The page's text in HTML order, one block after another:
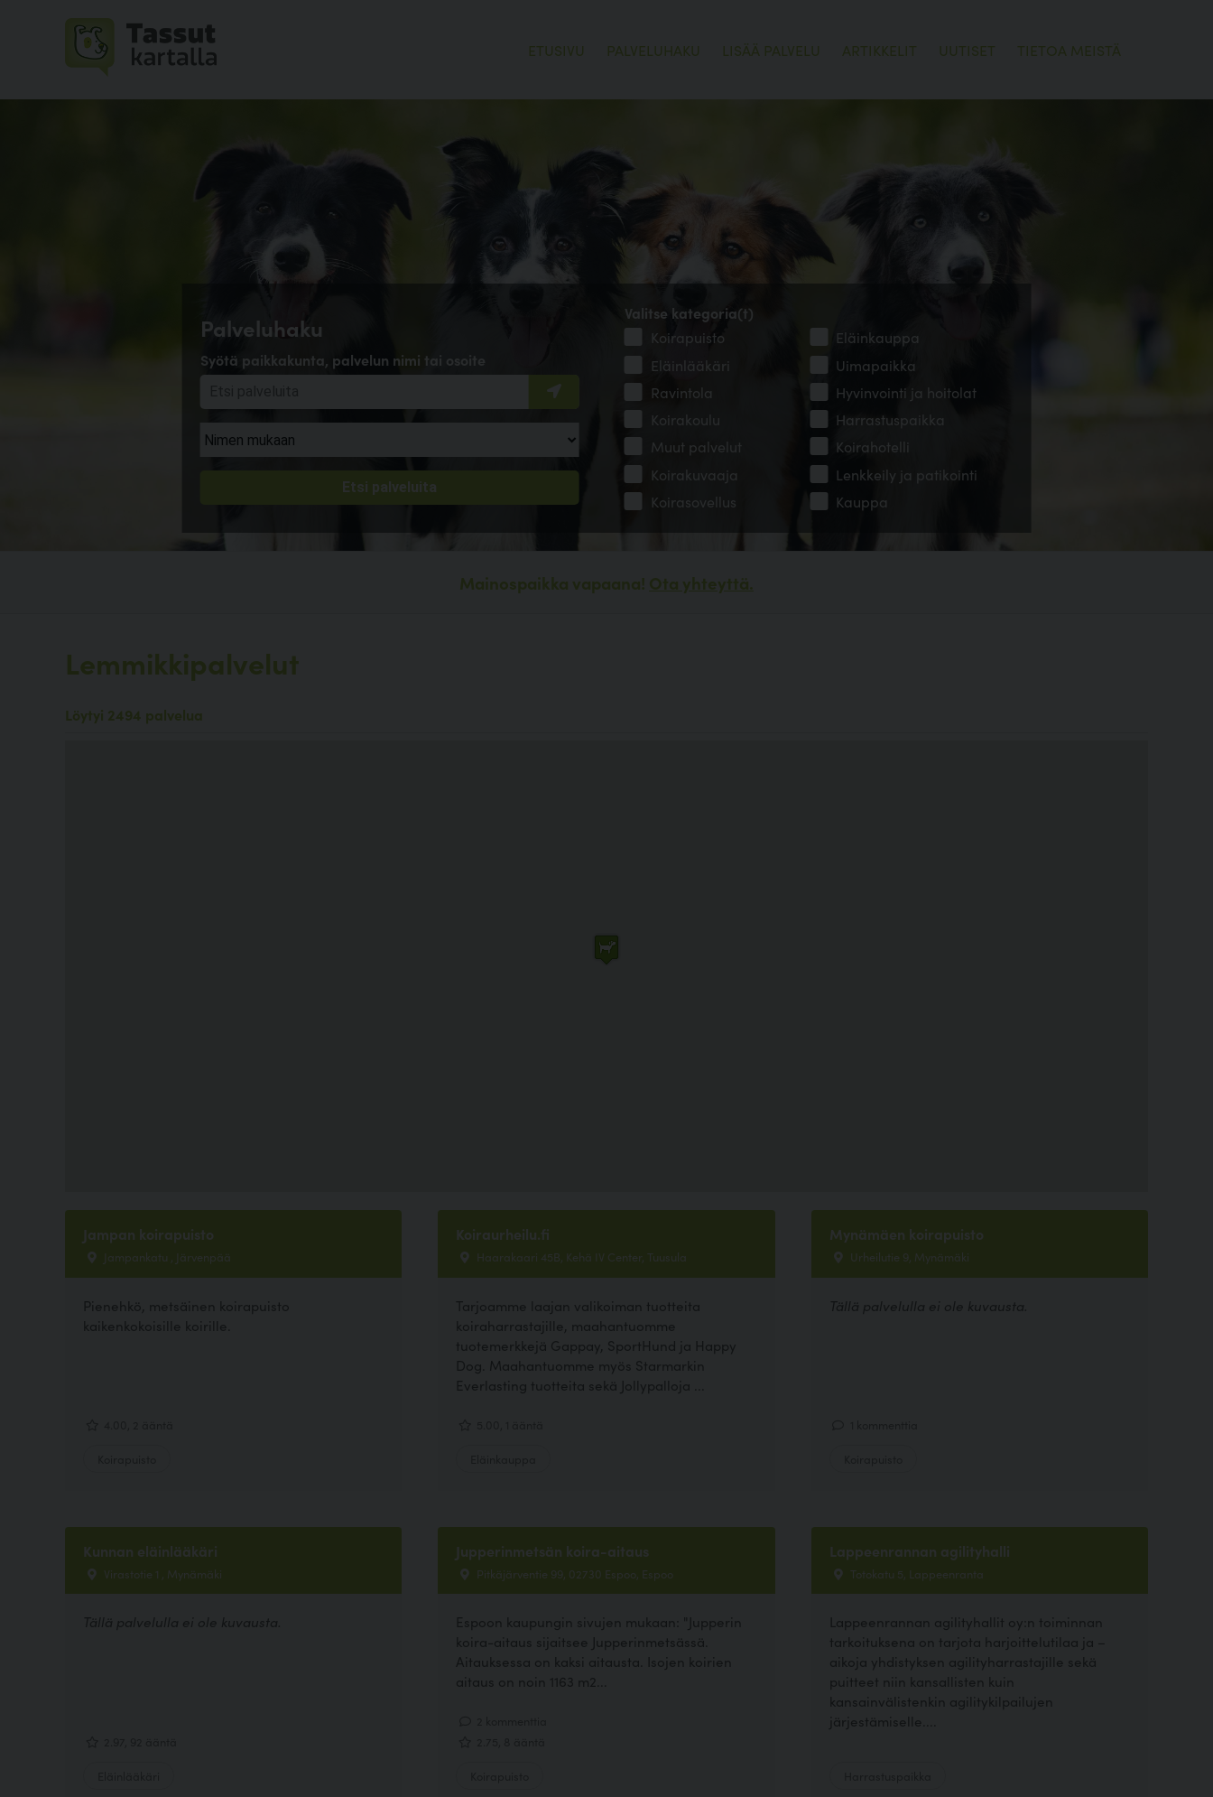
ETUSIVU PALVELUHAKU LISÄÄ PALVELU ARTIKKELIT UUTISET TIETOA MEISTÄ
Palveluhaku
Syötä paikkakunta, palvelun nimi tai osoite
Valitse kategoria(t)
Koirapuisto
Eläinkauppa
Eläinlääkäri
Uimapaikka
Ravintola
Hyvinvointi ja hoitolat
Koirakoulu
Harrastuspaikka
Muut palvelut
Koirahotelli
Koirakuvaaja
Lenkkeily ja patikointi
Koirasovellus
Kauppa
Mainospaikka vapaana! Ota yhteyttä.
Lemmikkipalvelut
Löytyi 2494 palvelua
Jampan koirapuisto
Jampankatu , Järvenpää
Pienehkö, metsäinen koirapuisto
kaikenkokoisille koirille.
Koiraurheilu.fi
Haarakaari 45B, Kehä IV Center, Tuusula
Tarjoamme laajan valikoiman tuotteita
koiraharrastajille, maahantuomme
tuotemerkkejä Gappay, SportHund ja Happy
Dog. Maahantuomme myös Starmarkin
Everlasting tuotteita sekä Jollypalloja ...
Mynämäen koirapuisto
Urheilutie 9, Mynämäki
Tällä palvelulla ei ole kuvausta.
Kunnan eläinlääkäri
Virastotie 1 , Mynämäki
Tällä palvelulla ei ole kuvausta.
Jupperinmetsän koira-aitaus
Pitkäjärventie 99, 02730 Espoo, Espoo
Espoon kaupungin sivujen mukaan: "Jupperin
koira-aitaus sijaitsee Jupperinmetsässä.
Aitauksessa on kaksi aitausta. Isojen koirien
aitaus on noin 1163 m2...
Lappeenrannan agilityhalli
Totokatu 5, Lappeenranta
Lappeenrannan agilityhallit oy:n toiminnan
tarkoituksena on tarjota harjoittelutilaa ja –
aikoja yhdistyksen agilityharrastajille sekä
puitteet niin kansallisten kuin
kansainvälistenkin agilitykilpailujen
järjestämiselle....